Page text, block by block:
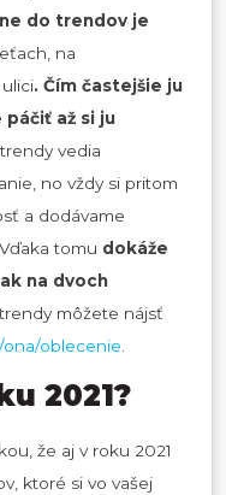
do trendov je
na
. Čím častejšie ju
páčiť až si ju
vedia
no vždy si pritom
a dodávame
tomu dokáže
na dvoch
môžete nájsť
oblecenie.
2021?
že aj v roku 2021
ktoré si vo vašej